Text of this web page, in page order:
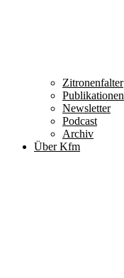
Zitronenfalter
Publikationen
Newsletter
Podcast
Archiv
Über Kfm